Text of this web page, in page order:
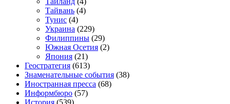
Тайвань (4)
Тунис (4)
Украина (229)
Филиппины (29)
Южная Осетия (2)
Япония (21)
Геостратегия (613)
Знаменательные события (38)
Иностранная пресса (68)
Информбюро (57)